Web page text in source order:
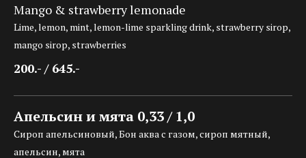
Mango & strawberry lemonade
Lime, lemon, mint, lemon-lime sparkling drink, strawberry sirop,
mango sirop, strawberries
200.- / 645.-
Апельсин и мята 0,33 / 1,0
Сироп апельсиновый, Бон аква с газом, сироп мятный,
апельсин, мята